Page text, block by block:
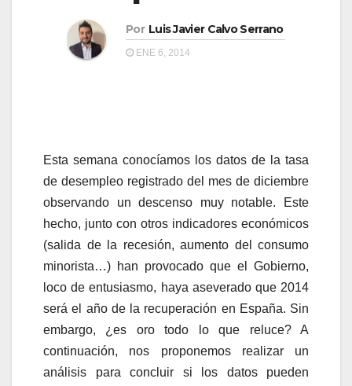
Por Luis Javier Calvo Serrano
ENE 6, 2014
Esta semana conocíamos los datos de la tasa
de desempleo registrado del mes de diciembre
observando un descenso muy notable. Este
hecho, junto con otros indicadores económicos
(salida de la recesión, aumento del consumo
minorista…) han provocado que el Gobierno,
loco de entusiasmo, haya aseverado que 2014
será el año de la recuperación en España. Sin
embargo, ¿es oro todo lo que reluce? A
continuación, nos proponemos realizar un
análisis para concluir si los datos pueden